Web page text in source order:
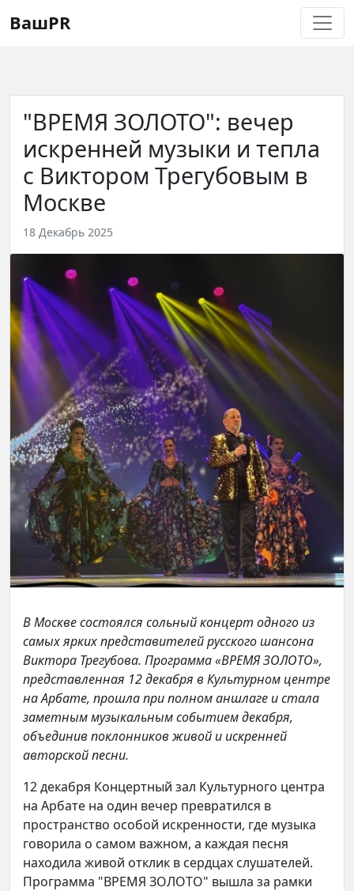
Регистрация
ВашPR
"ВРЕМЯ ЗОЛОТО": вечер
искренней музыки и тепла
с Виктором Трегубовым в
Москве
18 Декабрь 2025
В Москве состоялся сольный концерт одного из
самых ярких представителей русского шансона
Виктора Трегубова. Программа «ВРЕМЯ ЗОЛОТО»,
представленная 12 декабря в Культурном центре
на Арбате, прошла при полном аншлаге и стала
заметным музыкальным событием декабря,
объединив поклонников живой и искренней
авторской песни.
12 декабря Концертный зал Культурного центра
на Арбате на один вечер превратился в
пространство особой искренности, где музыка
говорила о самом важном, а каждая песня
находила живой отклик в сердцах слушателей.
Программа "ВРЕМЯ ЗОЛОТО" вышла за рамки